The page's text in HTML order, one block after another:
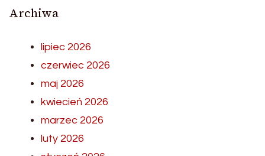
Archiwa
lipiec 2026
czerwiec 2026
maj 2026
kwiecień 2026
marzec 2026
luty 2026